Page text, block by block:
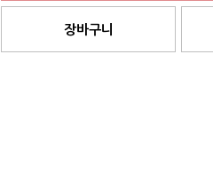
장바구니